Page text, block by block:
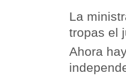
La
tropas el
Ahora